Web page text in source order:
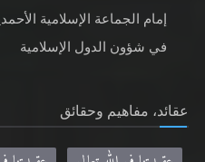
إمام الجماعة الإسلامية
في شؤون الدول الإسلامية
عقائد، مفاهيم وحقائق